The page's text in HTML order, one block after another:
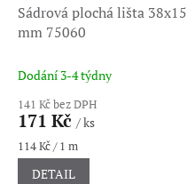
Sádrová plochá lišta 38x15
mm 75060
Dodání 3-4 týdny
141 Kč bez DPH
171 Kč / ks
Měrná
cena:
114 Kč / 1 m
DETAIL